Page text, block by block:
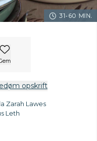
31-60 MIN.
opskrift
Zarah Lawes
Leth